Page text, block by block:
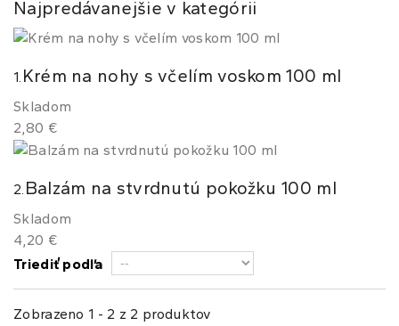
Najpredávanejšie v kategórii
1. Krém na nohy s včelím voskom 100 ml
Skladom
2,80 €
2. Balzám na stvrdnutú pokožku 100 ml
Skladom
4,20 €
Triediť podľa
Zobrazeno 1 - 2 z 2 produktov